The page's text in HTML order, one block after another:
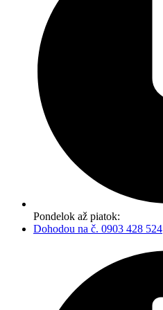
Pondelok až piatok:
Dohodou na č. 0903 428 524